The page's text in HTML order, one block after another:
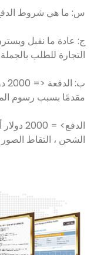
س: ما هي شروط
التجارة للطلب بالجملة.
مقدمًا بسبب رسوم
الشحن ، التقاط الصور